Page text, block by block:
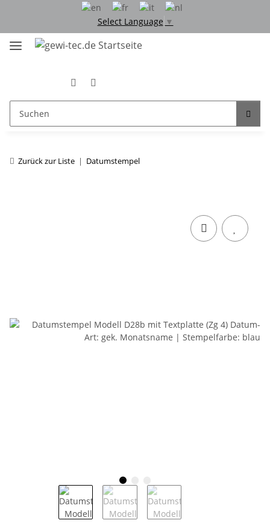
Select Language ▼
Zurück zur Liste Datumstempel